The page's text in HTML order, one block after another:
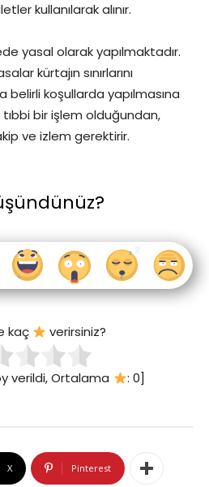
kullanılarak alınır.
yasal olarak yapılmaktadır.
kürtajın sınırlarını
belirli koşullarda yapılmasına
bir işlem olduğundan,
ve izlem gerektirir.
kaç verirsiniz?
verildi, Ortalama : 0]
X Pinterest